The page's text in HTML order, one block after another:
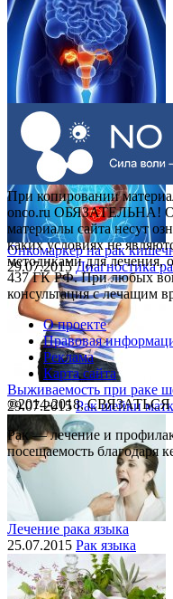
Выделения при раке
30.07.2015 Рак шейки
Онкомаркер на рак
29.07.2015 Диагностика
Выживаемость при раке
29.07.2015 Рак шейки
Лечение рака языка
25.07.2015 Рак языка
При копировании
onco.ru ОБЯЗАТЕЛЬНА!
материалы сайта несут
каких условиях не
методиками для лечения,
437 ГК РФ. При любых
консультация с лечащим
О проекте
Правовая
Реклама
Карта сайта
©2014-2018,
Рак — лечение и
посещаемость благодаря